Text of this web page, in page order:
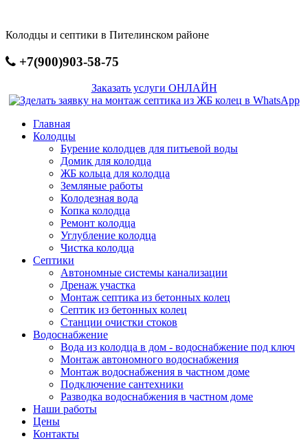
основному
Колодцы и септики в Пителинском районе
+7(900)903-58-75
Заказать услуги ОНЛАЙН
Главная
Колодцы
Бурение колодцев для питьевой воды
Домик для колодца
ЖБ кольца для колодца
Земляные работы
Колодезная вода
Копка колодца
Ремонт колодца
Углубление колодца
Чистка колодца
Септики
Автономные системы канализации
Дренаж участка
Монтаж септика из бетонных колец
Септик из бетонных колец
Станции очистки стоков
Водоснабжение
Вода из колодца в дом - водоснабжение под ключ
Монтаж автономного водоснабжения
Монтаж водоснабжения в частном доме
Подключение сантехники
Разводка водоснабжения в частном доме
Наши работы
Цены
Контакты